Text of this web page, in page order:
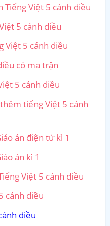
Tiếng Việt 5 cánh diều
5 cánh diều
Việt 5 cánh diều
có ma trận
5 cánh diều
tiếng Việt 5 cánh
án điện tử kì 1
án kì 1
Việt 5 cánh diều
cánh diều
diều